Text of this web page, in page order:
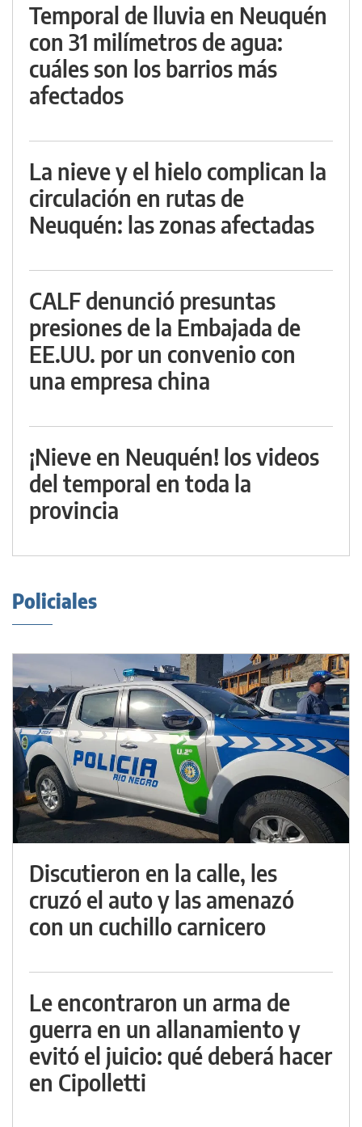
Temporal de lluvia en Neuquén
con 31 milímetros de agua:
cuáles son los barrios más
afectados
La nieve y el hielo complican la
circulación en rutas de
Neuquén: las zonas afectadas
CALF denunció presuntas
presiones de la Embajada de
EE.UU. por un convenio con
una empresa china
¡Nieve en Neuquén! los videos
del temporal en toda la
provincia
Policiales
Discutieron en la calle, les
cruzó el auto y las amenazó
con un cuchillo carnicero
Le encontraron un arma de
guerra en un allanamiento y
evitó el juicio: qué deberá hacer
en Cipolletti